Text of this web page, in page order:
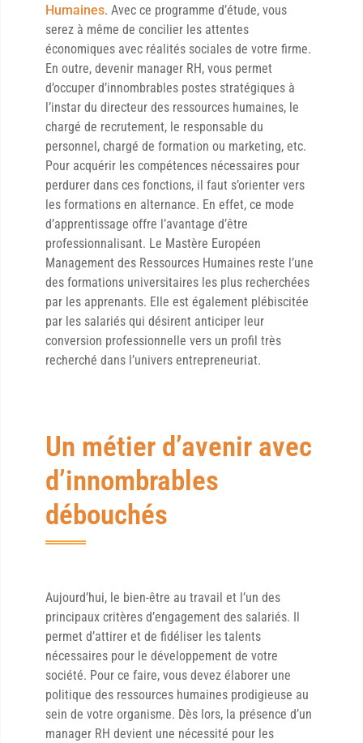
Humaines. Avec ce programme d’étude, vous
serez à même de concilier les attentes
économiques avec réalités sociales de votre firme.
En outre, devenir manager RH, vous permet
d’occuper d’innombrables postes stratégiques à
l’instar du directeur des ressources humaines, le
chargé de recrutement, le responsable du
personnel, chargé de formation ou marketing, etc.
Pour acquérir les compétences nécessaires pour
perdurer dans ces fonctions, il faut s’orienter vers
les formations en alternance. En effet, ce mode
d’apprentissage offre l’avantage d’être
professionnalisant. Le Mastère Européen
Management des Ressources Humaines reste l’une
des formations universitaires les plus recherchées
par les apprenants. Elle est également plébiscitée
par les salariés qui désirent anticiper leur
conversion professionnelle vers un profil très
recherché dans l’univers entrepreneuriat.
Un métier d’avenir avec
d’innombrables
débouchés
Aujourd’hui, le bien-être au travail et l’un des
principaux critères d’engagement des salariés. Il
permet d’attirer et de fidéliser les talents
nécessaires pour le développement de votre
société. Pour ce faire, vous devez élaborer une
politique des ressources humaines prodigieuse au
sein de votre organisme. Dès lors, la présence d’un
manager RH devient une nécessité pour les